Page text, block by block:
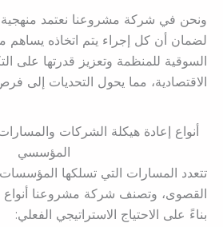
ونحن في شركة مشروعنا نعتمد منهجية
لضمان أن كل إجراء يتم اتخاذه يساهم
السوقية للمنظمة وتعزيز قدرتها على
الاقتصادية، مما يحول التحديات إلى
أنواع إعادة هيكلة الشركات والمسارات
المؤسسي
تتعدد المسارات التي تسلكها
القصوى، وتصنف شركة مشروعنا أنواع
بناءً على الاحتياج الاستراتيجي الفعلي: